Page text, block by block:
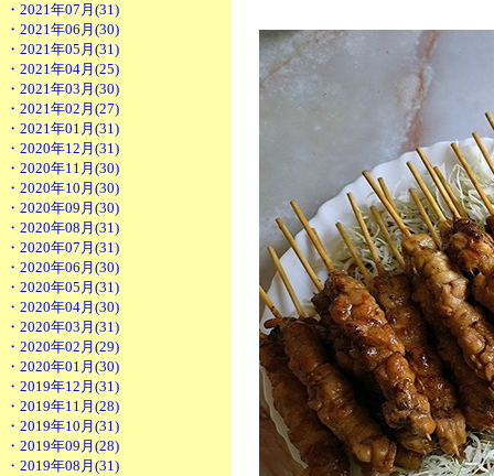
・2021年07月(31)
・2021年06月(30)
・2021年05月(31)
・2021年04月(25)
・2021年03月(30)
・2021年02月(27)
・2021年01月(31)
・2020年12月(31)
・2020年11月(30)
・2020年10月(30)
・2020年09月(30)
・2020年08月(31)
・2020年07月(31)
・2020年06月(30)
・2020年05月(31)
・2020年04月(30)
・2020年03月(31)
・2020年02月(29)
・2020年01月(30)
・2019年12月(31)
・2019年11月(28)
・2019年10月(31)
・2019年09月(28)
・2019年08月(31)